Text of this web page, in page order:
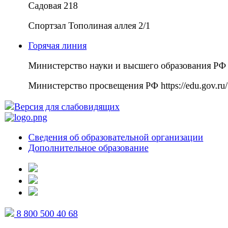
Садовая 218
Спортзал Тополиная аллея 2/1
Горячая линия
Министерство науки и высшего образования РФ
Министерство просвещения РФ https://edu.gov.ru/
Версия для слабовидящих
Сведения об образовательной организации
Дополнительное образование
8 800 500 40 68